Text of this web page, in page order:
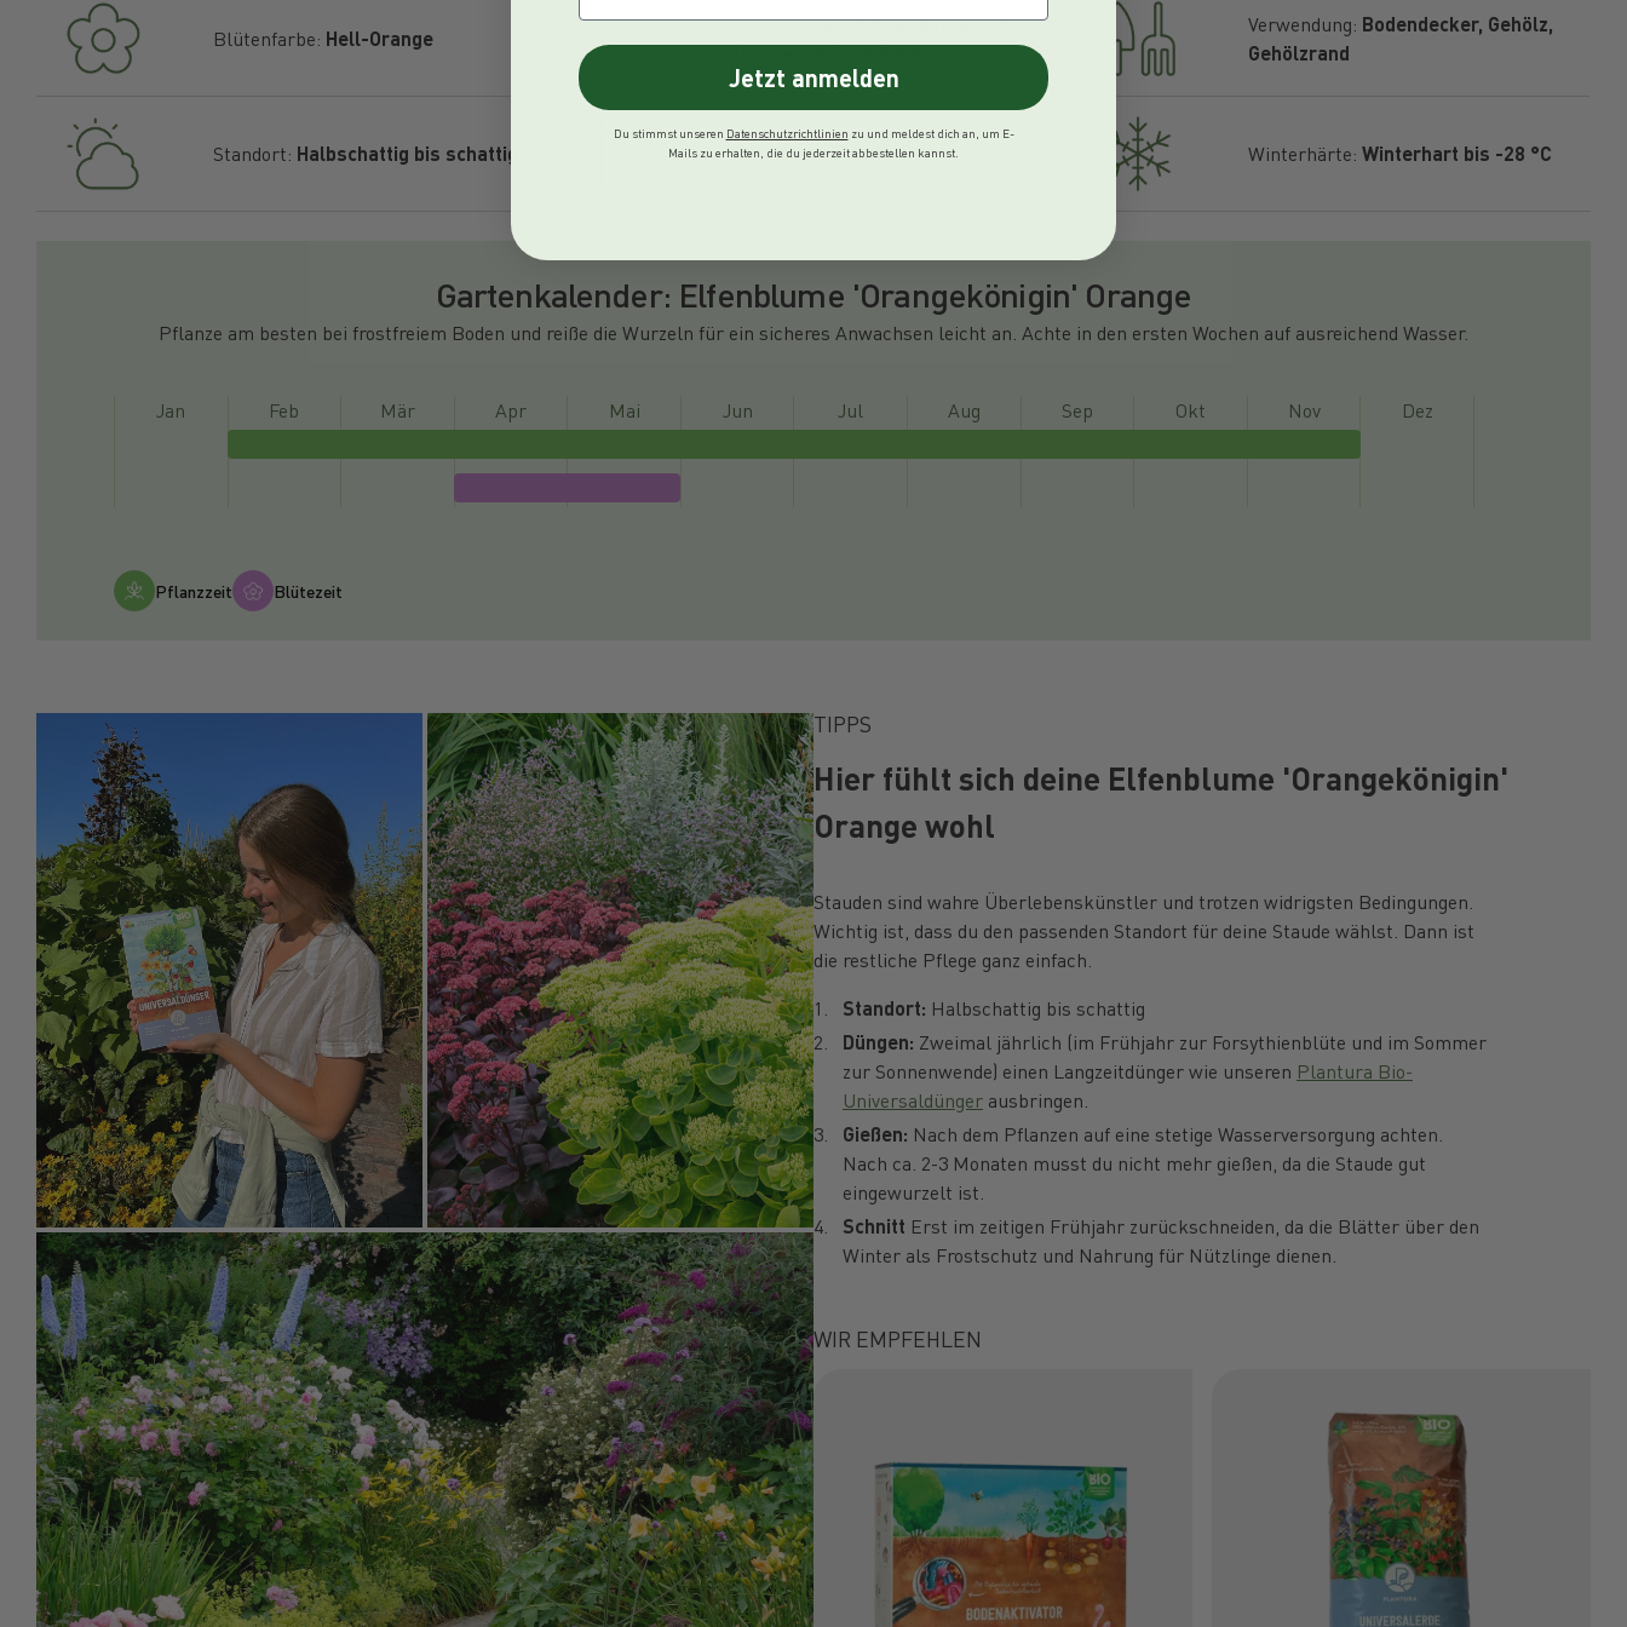
Blütenfarbe: Hell-Orange
Besonderheit:Schneckenresistent,
Trockenheitsverträglich
Verwendung: Bodendecker, Gehölz,
Gehölzrand
Standort: Halbschattig bis schattig Wuchshöhe:35 cm Winterhärte:Winterhart bis -28 °C
Gartenkalender: Elfenblume 'Orangekönigin' Orange
Pflanze am besten bei frostfreiem Boden und reiße die Wurzeln für ein sicheres Anwachsen leicht an. Achte in den ersten Wochen auf ausreichend Wasser.
Jan Feb Mär Apr Mai Jun Jul Aug Sep Okt Nov Dez
Pflanzzeit Blütezeit
TIPPS
Hier fühlt sich deine Elfenblume 'Orangekönigin'
Orange wohl
Stauden sind wahre Überlebenskünstler und trotzen widrigsten Bedingungen.
Wichtig ist, dass du den passenden Standort für deine Staude wählst. Dann ist
die restliche Pflege ganz einfach.
Standort: Halbschattig bis schattig
Düngen: Zweimal jährlich (im Frühjahr zur Forsythienblüte und im Sommer
zur Sonnenwende) einen Langzeitdünger wie unseren Plantura Bio-
Universaldünger ausbringen.
Gießen: Nach dem Pflanzen auf eine stetige Wasserversorgung achten.
Nach ca. 2-3 Monaten musst du nicht mehr gießen, da die Staude gut
eingewurzelt ist.
Schnitt Erst im zeitigen Frühjahr zurückschneiden, da die Blätter über den
Winter als Frostschutz und Nahrung für Nützlinge dienen.
WIR EMPFEHLEN
Jetzt anmelden
Du stimmst unseren Datenschutzrichtlinien zu und meldest dich an, um E-
Mails zu erhalten, die du jederzeit abbestellen kannst.